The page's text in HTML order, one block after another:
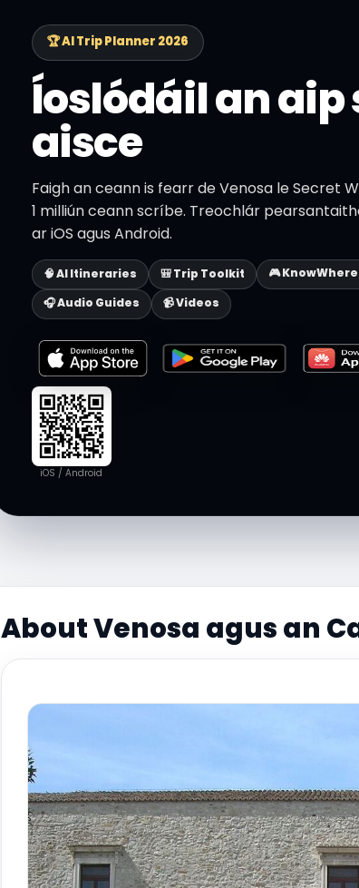
🏆 AI Trip Planner 2026
Íoslódáil an aip
aisce
Faigh an ceann is fearr de Venosa le Secret
1 milliún ceann scríbe. Treochlár
ar iOS agus Android.
🧠 AI Itineraries 🎒 Trip Toolkit
🎮
🎧 Audio Guides
📹 Videos
iOS / Android
About Venosa agus an